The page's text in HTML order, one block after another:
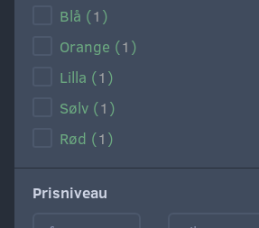
Blå (1 )
Orange (1 )
Lilla (1 )
Sølv (1 )
Rød (1 )
Prisniveau